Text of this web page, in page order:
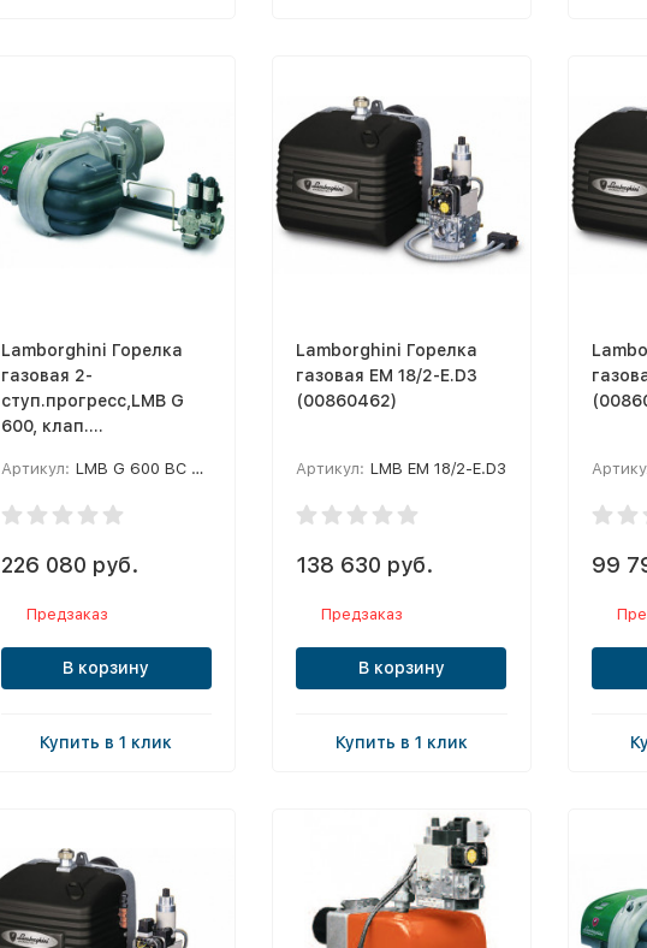
Lamborghini Горелка
газовая 2-
ступ.прогресс,LMB G
600, клап.
станд.жар.труба
Артикул: LMB G 600 BC K112
226 080 руб.
Предзаказ
В корзину
Купить в 1 клик
Lamborghini Горелка
газовая EM 18/2-E.D3
(00860462)
Артикул: LMB EM 18/2-E.D3
138 630 руб.
Предзаказ
В корзину
Купить в 1 клик
99